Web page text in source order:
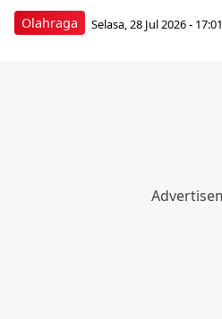
Olahraga Selasa, 28 Jul 2026 - 17:01